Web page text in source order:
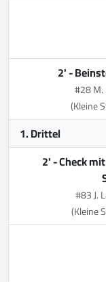
2' -
#28 M.
(Kleine
1. Drittel
2' -Check
#83 J.
(Kleine